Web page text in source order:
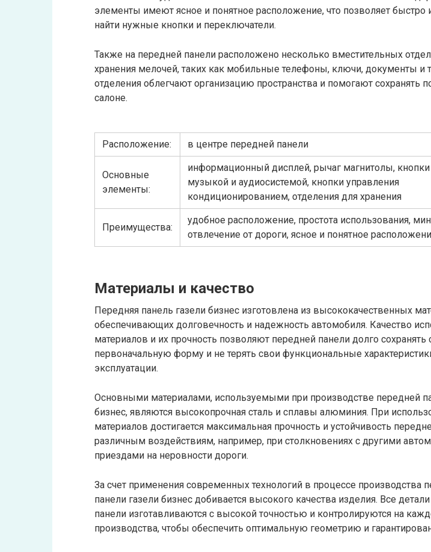
элементы имеют ясное и понятное расположение, что позволяет быстро
найти нужные кнопки и переключатели.
Также на передней панели расположено несколько вместительных
хранения мелочей, таких как мобильные телефоны, ключи, документы и
отделения облегчают организацию пространства и помогают сохранять
салоне.
Расположение: в центре передней панели
Основные
элементы:
информационный дисплей, рычаг магнитолы,
музыкой и аудиосистемой, кнопки управления
кондиционированием, отделения для хранения
Преимущества:
удобное расположение, простота использования,
отвлечение от дороги, ясное и понятное
Материалы и качество
Передняя панель газели бизнес изготовлена из высококачественных
обеспечивающих долговечность и надежность автомобиля. Качество
материалов и их прочность позволяют передней панели долго
первоначальную форму и не терять свои функциональные
эксплуатации.
Основными материалами, используемыми при производстве передней
бизнес, являются высокопрочная сталь и сплавы алюминия. При
материалов достигается максимальная прочность и устойчивость
различным воздействиям, например, при столкновениях с другими
приездами на неровности дороги.
За счет применения современных технологий в процессе производства
панели газели бизнес добивается высокого качества изделия. Все
панели изготавливаются с высокой точностью и контролируются на
производства, чтобы обеспечить оптимальную геометрию и